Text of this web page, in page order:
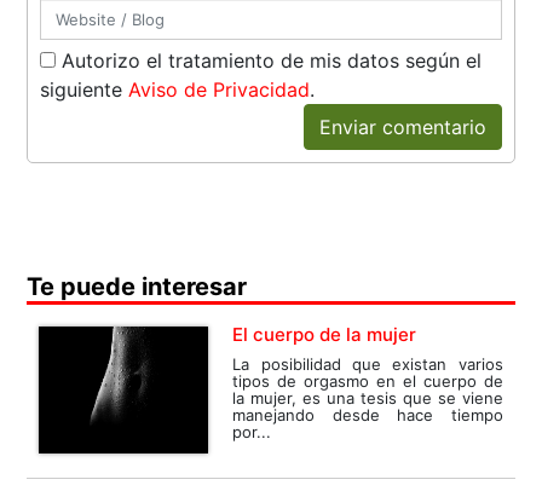
Autorizo el tratamiento de mis datos según el
siguiente Aviso de Privacidad.
Enviar comentario
Te puede interesar
El cuerpo de la mujer
La posibilidad que existan varios
tipos de orgasmo en el cuerpo de
la mujer, es una tesis que se viene
manejando desde hace tiempo
por...